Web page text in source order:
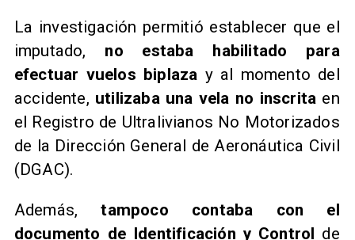
La investigación permitió establecer que el
imputado, no estaba habilitado para
efectuar vuelos biplaza y al momento del
accidente, utilizaba una vela no inscrita en
el Registro de Ultralivianos No Motorizados
de la Dirección General de Aeronáutica Civil
(DGAC).
Además,tampoco contaba con el
documento de Identificación y Control de